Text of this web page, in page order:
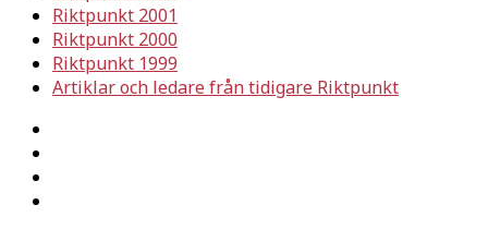
Riktpunkt 2001
Riktpunkt 2000
Riktpunkt 1999
Artiklar och ledare från tidigare Riktpunkt